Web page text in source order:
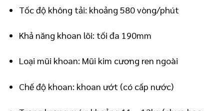
Tốc độ không tải: khoảng 580 vòng/phút
Khả năng khoan lõi: tối đa 190mm
Loại mũi khoan: Mũi kim cương ren ngoài
Chế độ khoan: khoan ướt (có cấp nước)